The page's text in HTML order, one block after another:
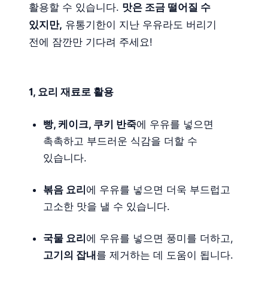
활용할 수 있습니다. 맛은 조금 떨어질 수
있지만, 유통기한이 지난 우유라도 버리기
전에 잠깐만 기다려 주세요!
1, 요리 재료로 활용
빵, 케이크, 쿠키 반죽에 우유를 넣으면
촉촉하고 부드러운 식감을 더할 수
있습니다.
볶음 요리 에 우유를 넣으면 더욱 부드럽고
고소한 맛을 낼 수 있습니다.
국물 요리 에 우유를 넣으면 풍미를 더하고,
고기의 잡내 를 제거하는 데 도움이 됩니다.